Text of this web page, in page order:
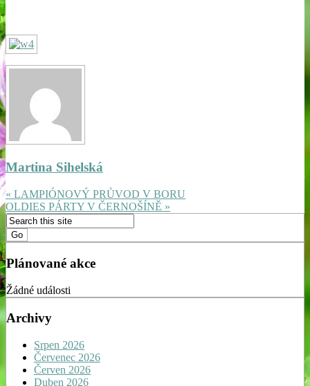
Martina Sihelská
« LAMPIÓNOVÝ PRŮVOD V BORU
OLDIES PÁRTY V ČERNOŠÍNĚ »
Plánované akce
Žádné události
Archivy
Srpen 2026
Červenec 2026
Červen 2026
Duben 2026